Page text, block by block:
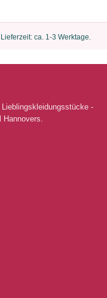
Lieferzeit: ca. 1-3 Werktage.
-
Hannovers.